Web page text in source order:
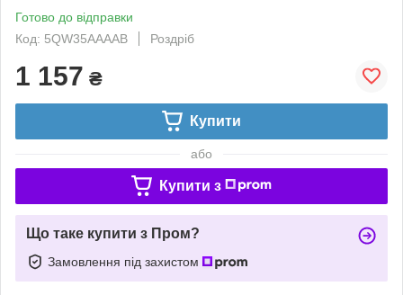
Готово до відправки
Код: 5QW35AAAAB
Роздріб
1 157 ₴
Купити
або
Купити з
Що таке купити з Пром?
Замовлення під захистом